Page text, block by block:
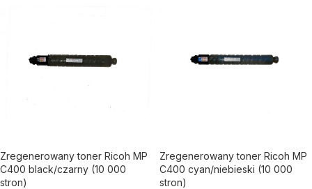
Zregenerowany toner Ricoh MP
C400 black/czarny (10 000
stron)
Zregenerowany toner Ricoh MP
C400 cyan/niebieski (10 000
stron)